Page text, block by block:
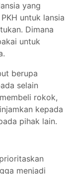
yang
untuk lansia
Dimana
untuk
berupa
selain
rokok,
kepada
pihak lain.
menjadi